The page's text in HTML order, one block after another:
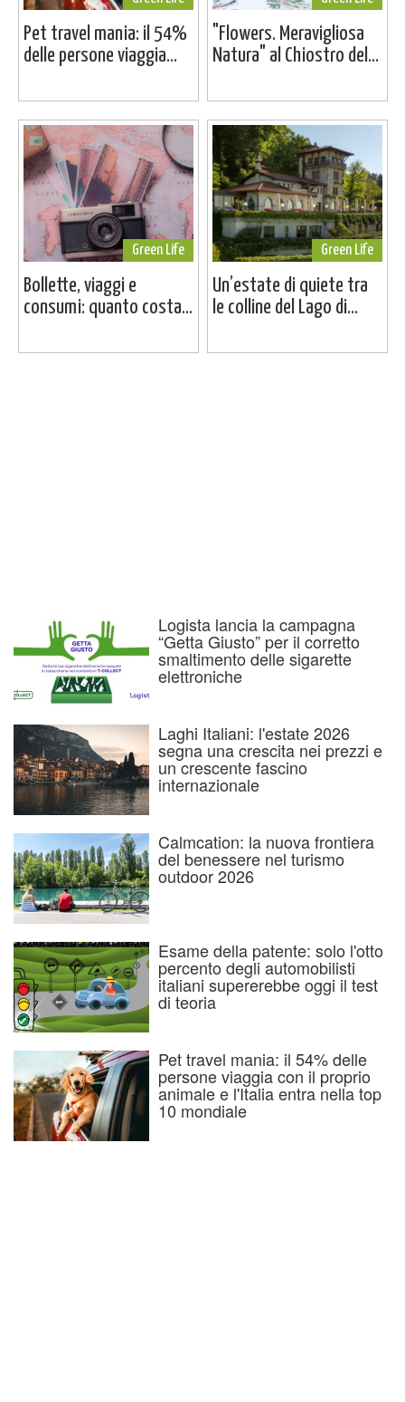
Pet travel mania: il 54%
delle persone viaggia...
"Flowers. Meravigliosa
Natura" al Chiostro del...
Green Life
Bollette, viaggi e
consumi: quanto costa...
Green Life
Un’estate di quiete tra
le colline del Lago di...
Logista lancia la campagna
“Getta Giusto” per il corretto
smaltimento delle sigarette
elettroniche
Laghi Italiani: l'estate 2026
segna una crescita nei prezzi e
un crescente fascino
internazionale
Calmcation: la nuova frontiera
del benessere nel turismo
outdoor 2026
Esame della patente: solo l'otto
percento degli automobilisti
italiani supererebbe oggi il test
di teoria
Pet travel mania: il 54% delle
persone viaggia con il proprio
animale e l'Italia entra nella top
10 mondiale